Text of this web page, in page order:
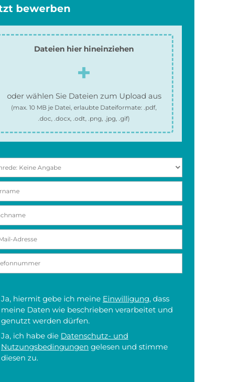
bewerben
Dateien hier hineinziehen
oder wählen Sie Dateien zum Upload aus
(max.10 MB je Datei, erlaubte Dateiformate:.pdf,
.doc, .docx, .odt, .png, .jpg, .gif)
Ja, hiermit gebe ich meine Einwilligung, dass
meine Daten wie beschrieben verarbeitet und
genutzt werden dürfen.
Ja, ich habe die Datenschutz- und
Nutzungsbedingungen gelesen und stimme
diesen zu.